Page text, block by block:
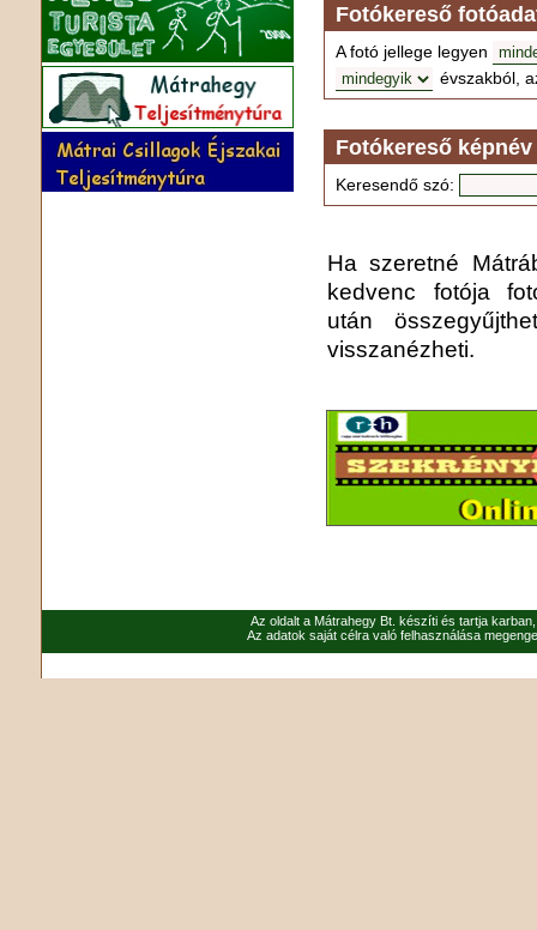
Fotókereső
A fotó jellege legyen
évszakból,
Fotókereső
Keresendő szó:
Ha szeretné
kedvenc fotója
után
visszanézheti.
Az oldalt a Mátrahegy Bt. készíti és tartja
Az adatok saját célra való felhasználása